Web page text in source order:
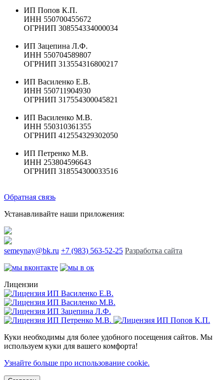
ИП Попов К.П.
ИНН 550700455672
ОГРНИП 308554334000034
ИП Зацепина Л.Ф.
ИНН 550704589807
ОГРНИП 313554316800217
ИП Василенко Е.В.
ИНН 550711904930
ОГРНИП 317554300045821
ИП Василенко М.В.
ИНН 550310361355
ОГРНИП 412554329302050
ИП Петренко М.В.
ИНН 253804596643
ОГРНИП 318554300033516
Обратная связь
Устанавливайте наши приложения:
semeynay@bk.ru +7 (983) 563-52-25 Разработка сайта
Лицензии
Куки необходимы для более удобного посещения сайтов. Мы
используем куки для вашего комфорта!
Узнайте больше про использование cookie.